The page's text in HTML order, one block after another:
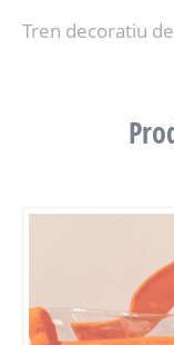
Tren decoratiu